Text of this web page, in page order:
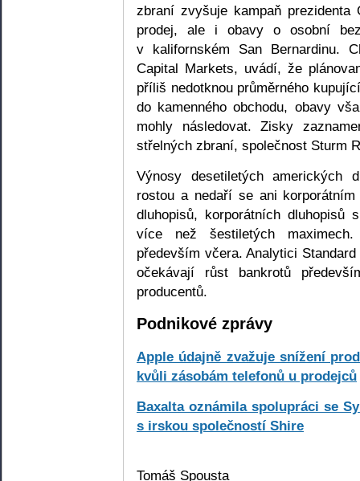
zbraní zvyšuje kampaň
prodej, ale i obavy o osobní
v kalifornském San Bernardinu.
Capital Markets, uvádí, že
příliš nedotknou průměrného
do kamenného obchodu, obavy
mohly následovat. Zisky
střelných zbraní, společnost Sturm
Výnosy desetiletých amerických
rostou a nedaří se ani
dluhopisů, korporátních
více než šestiletých maximech.
především včera. Analytici
očekávají růst bankrotů
producentů.
Podnikové zprávy
Apple údajně zvažuje snížení
kvůli zásobám telefonů u prodejců
Baxalta oznámila spolupráci se
s irskou společností Shire
Tomáš Spousta